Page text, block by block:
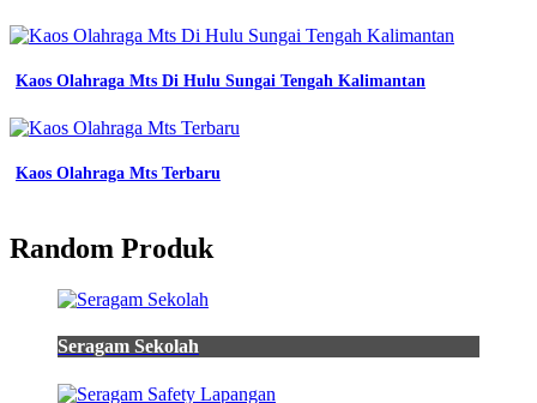
Kaos Olahraga Mts Di Hulu Sungai Tengah Kalimantan
Kaos Olahraga Mts Terbaru
Random Produk
Seragam Sekolah